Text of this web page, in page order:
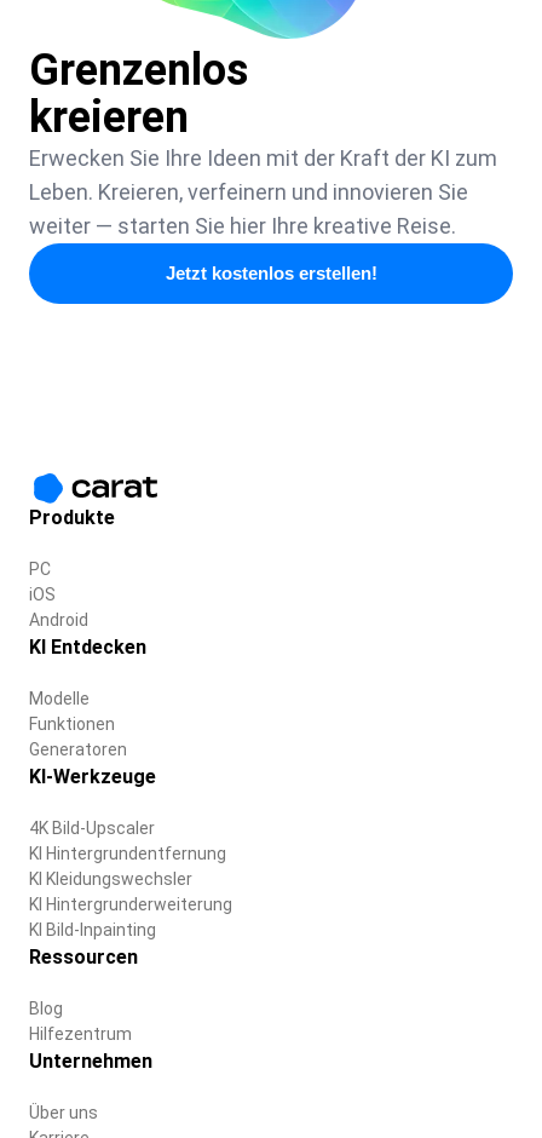
Grenzenlos
kreieren
Erwecken Sie Ihre Ideen mit der Kraft der KI zum
Leben. Kreieren, verfeinern und innovieren Sie
weiter — starten Sie hier Ihre kreative Reise.
Jetzt kostenlos erstellen!
Produkte
PC
iOS
Android
KI Entdecken
Modelle
Funktionen
Generatoren
KI-Werkzeuge
4K Bild-Upscaler
KI Hintergrundentfernung
KI Kleidungswechsler
KI Hintergrunderweiterung
KI Bild-Inpainting
Ressourcen
Blog
Hilfezentrum
Unternehmen
Über uns